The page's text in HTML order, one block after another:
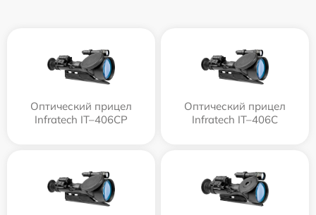
Оптический прицел
Infratech IT–406СP
Оптический прицел
Infratech IT–406С